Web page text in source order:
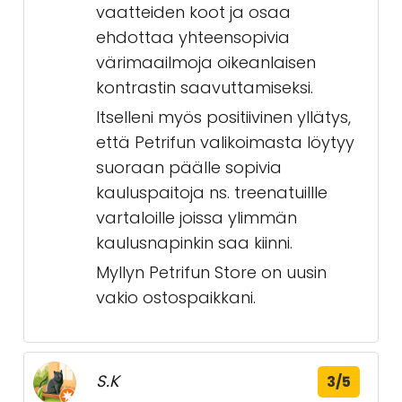
vaatteiden koot ja osaa
ehdottaa yhteensopivia
värimaailmoja oikeanlaisen
kontrastin saavuttamiseksi.
Itselleni myös positiivinen yllätys,
että Petrifun valikoimasta löytyy
suoraan päälle sopivia
kauluspaitoja ns. treenatuillle
vartaloille joissa ylimmän
kaulusnapinkin saa kiinni.
Myllyn Petrifun Store on uusin
vakio ostospaikkani.
S.K 3/5